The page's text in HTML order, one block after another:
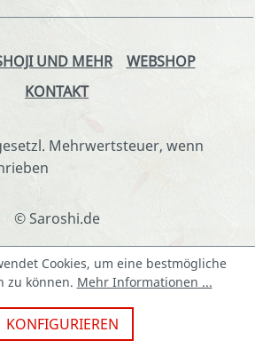
UND MEHR
WEBSHOP
KONTAKT
Mehrwertsteuer, wenn
© Saroshi.de
Cookies, um eine bestmögliche
zu können. Mehr Informationen ...
KONFIGURIEREN